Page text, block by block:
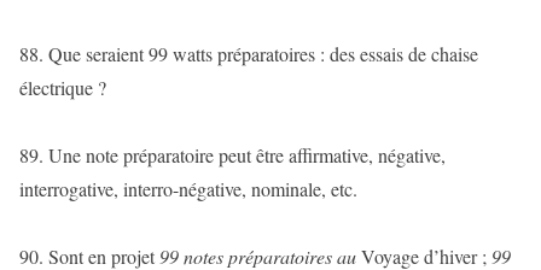
88. Que seraient 99 watts préparatoires : des essais de chaise
électrique ?
89. Une note préparatoire peut être affirmative, négative,
interrogative, interro-négative, nominale, etc.
90. Sont en projet 99 notes préparatoires auVoyage d’hiver ; 99